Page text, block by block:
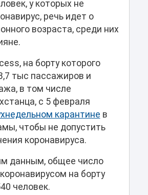
у которых не
речь идет о
возраста, среди них
на борту которого
тыс пассажиров и
в том числе
с 5 февраля
карантине в
чтобы не допустить
коронавируса.
данным, общее число
на борту
человек.